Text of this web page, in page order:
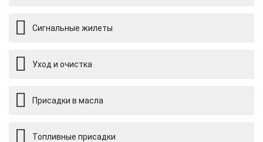
Сигнальные жилеты
Уход и очистка
Присадки в масла
Топливные присадки